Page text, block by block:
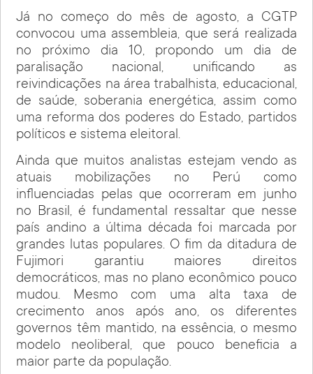
Já no começo do mês de agosto, a CGTP
convocou uma assembleia, que será realizada
no próximo dia 10, propondo um dia de
paralisação nacional, unificando as
reivindicações na área trabalhista, educacional,
de saúde, soberania energética, assim como
uma reforma dos poderes do Estado, partidos
políticos e sistema eleitoral.
Ainda que muitos analistas estejam vendo as
atuais mobilizações no Perú como
influenciadas pelas que ocorreram em junho
no Brasil, é fundamental ressaltar que nesse
país andino a última década foi marcada por
grandes lutas populares. O fim da ditadura de
Fujimori garantiu maiores direitos
democráticos, mas no plano econômico pouco
mudou. Mesmo com uma alta taxa de
crecimento anos após ano, os diferentes
governos têm mantido, na essência, o mesmo
modelo neoliberal, que pouco beneficia a
maior parte da população.